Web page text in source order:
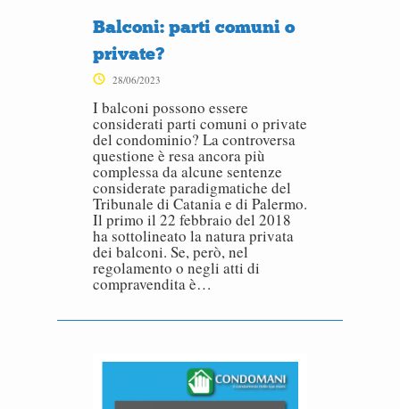
Balconi: parti comuni o
private?
28/06/2023
I balconi possono essere
considerati parti comuni o private
del condominio? La controversa
questione è resa ancora più
complessa da alcune sentenze
considerate paradigmatiche del
Tribunale di Catania e di Palermo.
Il primo il 22 febbraio del 2018
ha sottolineato la natura privata
dei balconi. Se, però, nel
regolamento o negli atti di
compravendita è…